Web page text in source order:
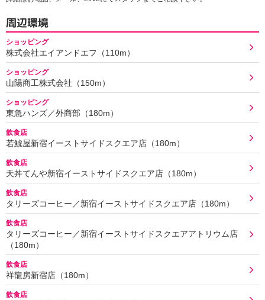
周辺環境
ショッピング
株式会社エイアンドエフ（110m）
ショッピング
山陽商工株式会社（150m）
ショッピング
東急ハンズ／外商部（180m）
飲食店
若鯱屋新宿イーストサイドスクエア店（180m）
飲食店
天丼てんや新宿イーストサイドスクエア店（180m）
飲食店
タリーズコーヒー／新宿イーストサイドスクエア店（180m）
飲食店
タリーズコーヒー／新宿イーストサイドスクエアアトリウム店
（180m）
飲食店
祥龍房新宿店（180m）
飲食店